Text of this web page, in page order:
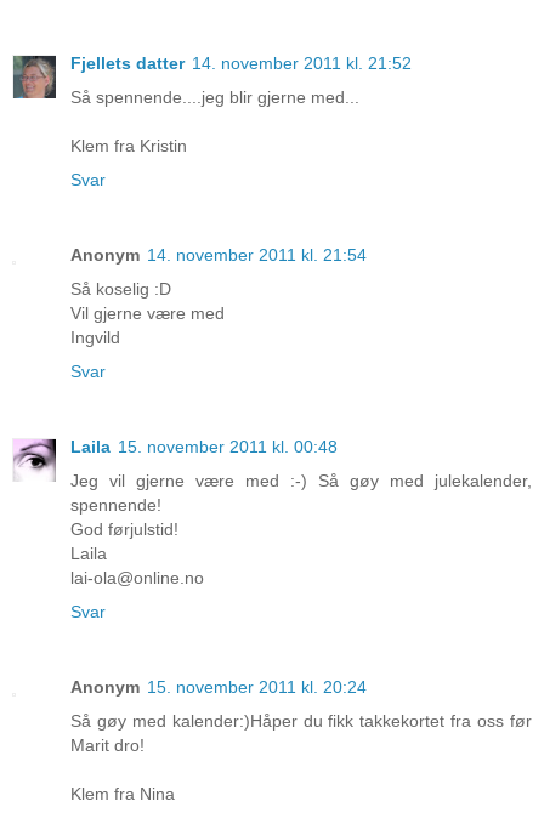
Fjellets datter 14. november 2011 kl. 21:52
Så spennende....jeg blir gjerne med...
Klem fra Kristin
Svar
Anonym 14. november 2011 kl. 21:54
Så koselig :D
Vil gjerne være med
Ingvild
Svar
Laila 15. november 2011 kl. 00:48
Jeg vil gjerne være med :-) Så gøy med julekalender,
spennende!
God førjulstid!
Laila
lai-ola@online.no
Svar
Anonym 15. november 2011 kl. 20:24
Så gøy med kalender:)Håper du fikk takkekortet fra oss før
Marit dro!
Klem fra Nina